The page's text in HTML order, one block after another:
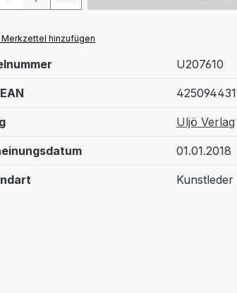
Merkzettel hinzufügen
U207610
Uljö Verlag
01.01.2018
Kunstleder